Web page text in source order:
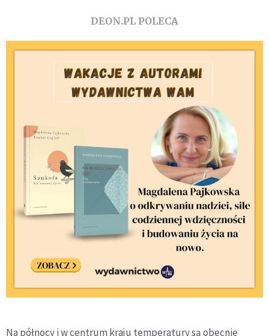
DEON.PL POLECA
Na północy i w centrum kraju temperatury są obecnie